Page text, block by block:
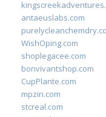
antaeuslabs.com
WishOping.com
shoplegacee.com
bonvivantshop.com
CupPlante.com
mpzin.com
stcreal.com